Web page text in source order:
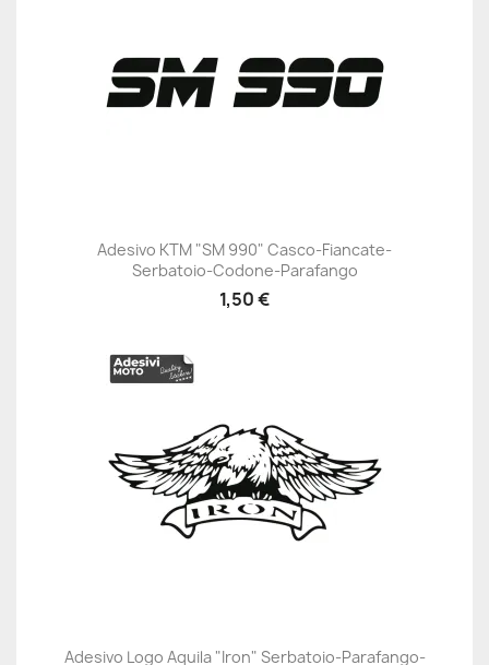
Adesivo KTM "SM 990" Casco-Fiancate-
Serbatoio-Codone-Parafango
1,50 €
Adesivo Logo Aquila "Iron" Serbatoio-Parafango-